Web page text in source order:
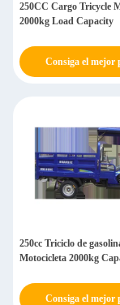
250CC Cargo Tricycle
2000kg Load Capacity
Consiga el mejor
250cc Triciclo de
Motocicleta 2000kg
Consiga el mejor